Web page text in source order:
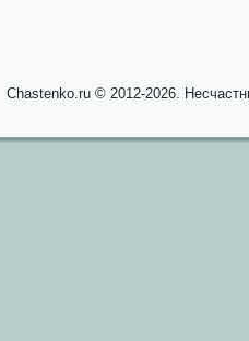
Chastenko.ru © 2012-2026.